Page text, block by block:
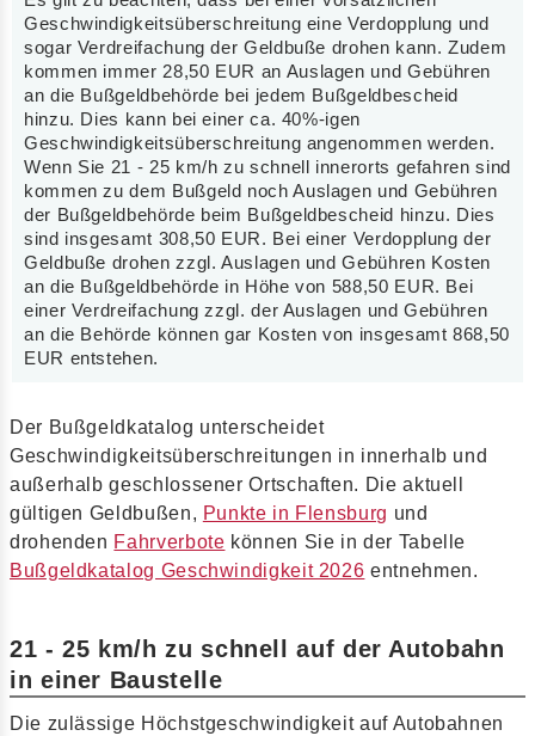
Geschwindigkeitsüberschreitung eine Verdopplung und
sogar Verdreifachung der Geldbuße drohen kann. Zudem
kommen immer 28,50 EUR an Auslagen und Gebühren
an die Bußgeldbehörde bei jedem Bußgeldbescheid
hinzu. Dies kann bei einer ca. 40%-igen
Geschwindigkeitsüberschreitung angenommen werden.
Wenn Sie 21 - 25 km/h zu schnell innerorts gefahren sind
kommen zu dem Bußgeld noch Auslagen und Gebühren
der Bußgeldbehörde beim Bußgeldbescheid hinzu. Dies
sind insgesamt 308,50 EUR. Bei einer Verdopplung der
Geldbuße drohen zzgl. Auslagen und Gebühren Kosten
an die Bußgeldbehörde in Höhe von 588,50 EUR. Bei
einer Verdreifachung zzgl. der Auslagen und Gebühren
an die Behörde können gar Kosten von insgesamt 868,50
EUR entstehen.
Der Bußgeldkatalog unterscheidet
Geschwindigkeitsüberschreitungen in innerhalb und
außerhalb geschlossener Ortschaften. Die aktuell
gültigen Geldbußen, Punkte in Flensburg und
drohenden Fahrverbote können Sie in der Tabelle
Bußgeldkatalog Geschwindigkeit 2026 entnehmen.
21 - 25 km/h zu schnell auf der Autobahn
in einer Baustelle
Die zulässige Höchstgeschwindigkeit auf Autobahnen